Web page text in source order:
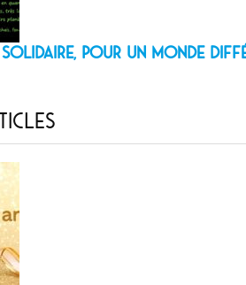
solidaire, pour un monde